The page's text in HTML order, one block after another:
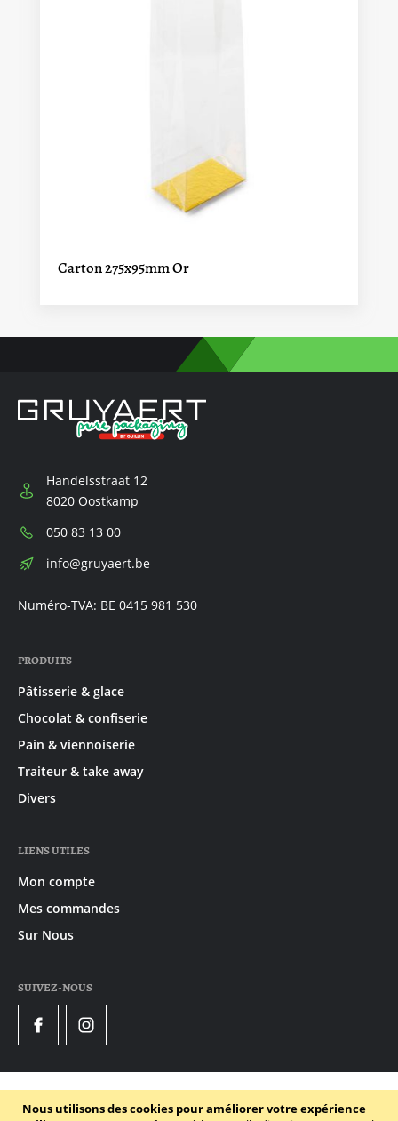
Nous utilisons des cookies pour améliorer votre expérience
Carton 275x95mm Or
Handelsstraat 12
8020 Oostkamp
Téléphone:
050 83 13 00
E-
info@gruyaert.be
Numéro-TVA: BE 0415 981 530
PRODUITS
Pâtisserie & glace
Chocolat & confiserie
Pain & viennoiserie
Traiteur & take away
Divers
LIENS UTILES
Mon compte
Mes commandes
Sur Nous
SUIVEZ-NOUS
FacebookInstagram